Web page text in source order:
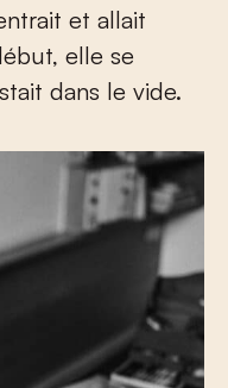
et allait
elle se
dans le vide.